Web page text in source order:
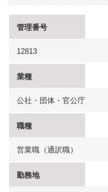
管理番号
12813
業種
公社・団体・官公庁
職種
営業職（通訳職）
勤務地